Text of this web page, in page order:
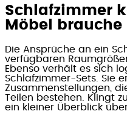
Schlafzimmer
Möbel brauche
Die Ansprüche an ein
verfügbaren
Ebenso verhält es sich
Schlafzimmer-Sets. Sie
Zusammenstellungen,
Teilen bestehen. Klingt
ein kleiner Überblick